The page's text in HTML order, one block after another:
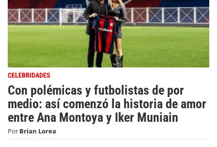
CELEBRIDADES
Con polémicas y futbolistas de por
medio: así comenzó la historia de amor
entre Ana Montoya y Iker Muniain
Por Brian Lorea